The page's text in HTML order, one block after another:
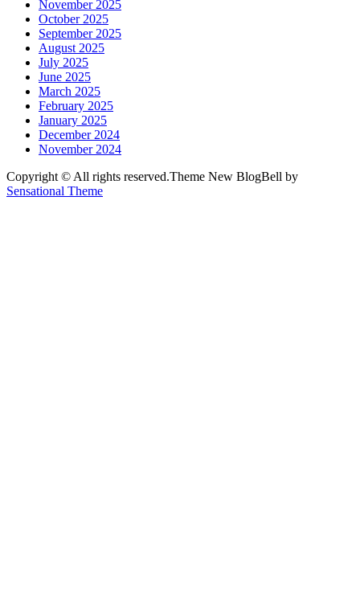
November 2025
October 2025
September 2025
August 2025
July 2025
June 2025
March 2025
February 2025
January 2025
December 2024
November 2024
Copyright © All rights reserved.Theme New BlogBell by
Sensational Theme